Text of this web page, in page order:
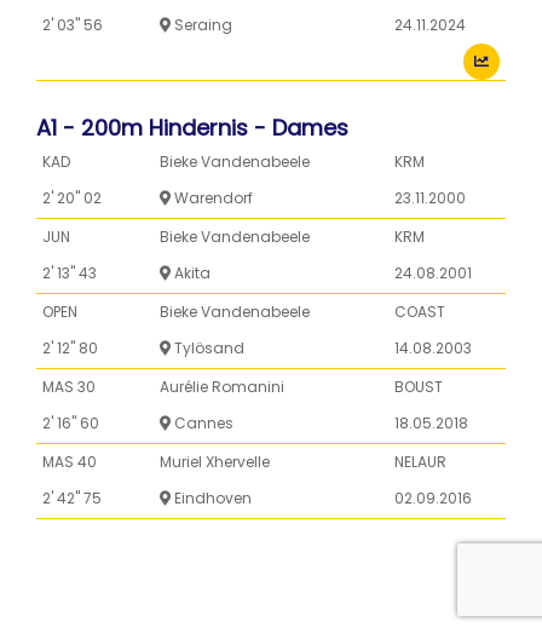
2' 03'' 56
Seraing 24.11.2024
A1 - 200m Hindernis - Dames
KAD Bieke Vandenabeele
KRM
2' 20'' 02
Warendorf
23.11.2000
JUN
Bieke Vandenabeele
KRM
2' 13'' 43
Akita
24.08.2001
OPEN
Bieke Vandenabeele
COAST
2' 12'' 80
Tylösand
14.08.2003
MAS 30
Aurélie Romanini
BOUST
2' 16'' 60
Cannes
18.05.2018
MAS 40
Muriel Xhervelle
NELAUR
2' 42'' 75
Eindhoven 02.09.2016